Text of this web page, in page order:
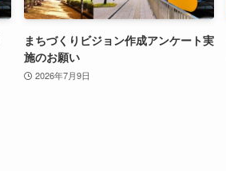
まちづくりビジョン作成アンケート実
施のお願い
2026年7月9日